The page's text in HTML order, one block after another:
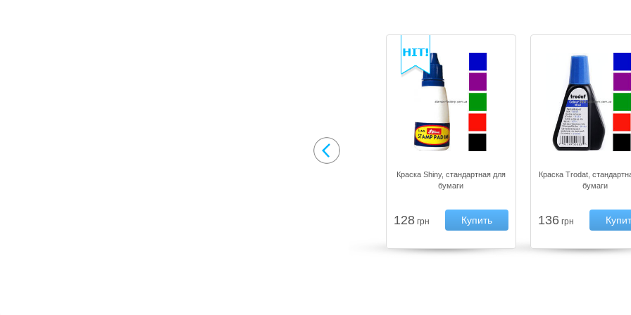
Краска Shiny, стандартная для
бумаги
128грн Купить
Краска Trodat,
бумаги
136грн